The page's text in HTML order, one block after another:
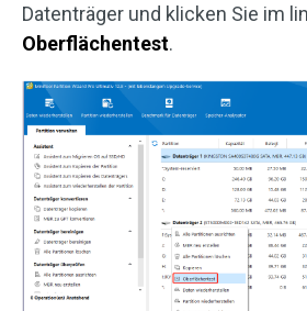
Datenträger und klicken Sie im
Oberflächentest.